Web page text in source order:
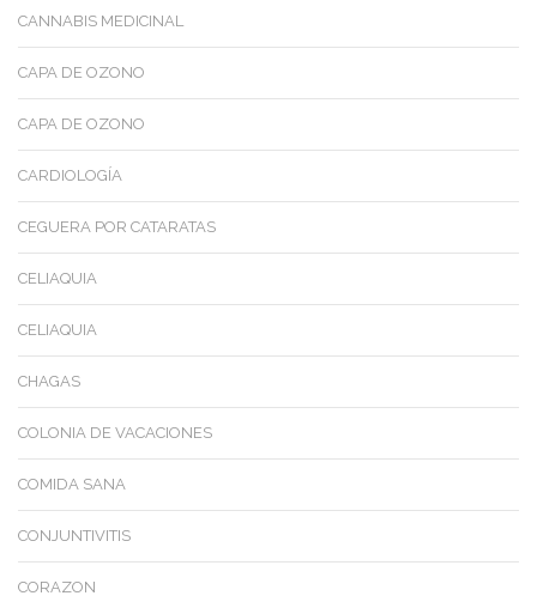
CANNABIS MEDICINAL
CAPA DE OZONO
CAPA DE OZONO
CARDIOLOGÍA
CEGUERA POR CATARATAS
CELIAQUIA
CELIAQUIA
CHAGAS
COLONIA DE VACACIONES
COMIDA SANA
CONJUNTIVITIS
CORAZON